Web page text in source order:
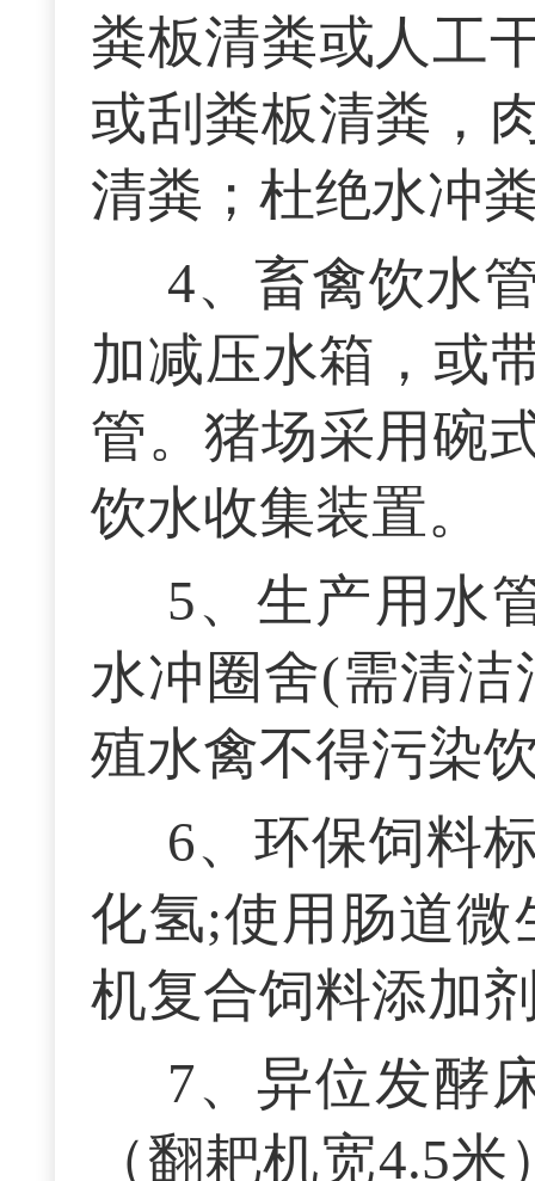
粪板清粪或人工
或刮粪板清粪，
清粪；杜绝水冲
4、畜禽饮水
加减压水箱，或
管。猪场采用碗
饮水收集装置。
5、生产用水
水冲圈舍(需清
殖水禽不得污染
6、环保饲料
化氢;使用肠道
机复合饲料添加
7、异位发酵
（翻耙机宽4.5